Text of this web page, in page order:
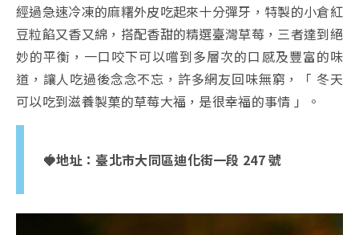
經過急速冷凍的麻糬外皮吃起來十分彈牙，特製的小倉紅
豆粒餡又香又綿，搭配香甜的精選臺灣草莓，三者達到絕
妙的平衡，一口咬下可以嚐到多層次的口感及豐富的味
道，讓人吃過後念念不忘，許多網友回味無窮，「 冬天
可以吃到滋養製菓的草莓大福，是很幸福的事情 」。
🍓地址： 臺北市大同區迪化街一段 247 號